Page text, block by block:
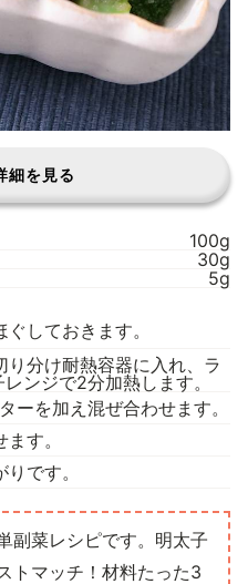
細を見る
100g
30g
5g
しておきます。
り分け耐熱容器に入れ、ラ
ンジで2分加熱します。
ーを加え混ぜ合わせます。
す。
です。
副菜レシピです。明太子
トマッチ！材料たった3